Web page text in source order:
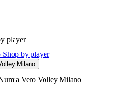
player
Shop by player
Milano
Vero Volley Milano